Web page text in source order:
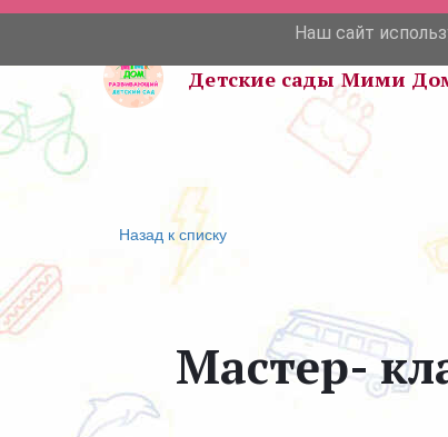
Детские сады Мими
Назад к списку
Мастер-
Наш сайт